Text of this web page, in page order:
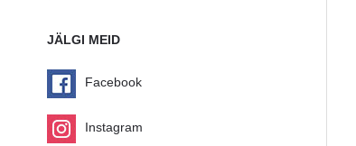
JÄLGI MEID
Facebook
Instagram